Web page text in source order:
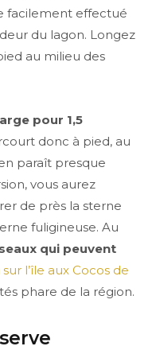
facilement effectué
du lagon. Longez
au milieu des
pour 1,5
donc à pied, au
paraît presque
vous aurez
de près la sterne
fuligineuse. Au
qui peuvent
l’île aux Cocos de
phare de la région.